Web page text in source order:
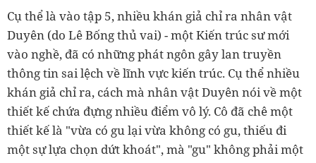
Cụ thể là vào tập 5, nhiều khán giả chỉ ra nhân vật
Duyên (do Lê Bống thủ vai) - một Kiến trúc sư mới
vào nghề, đã có những phát ngôn gây lan truyền
thông tin sai lệch về lĩnh vực kiến trúc. Cụ thể nhiều
khán giả chỉ ra, cách mà nhân vật Duyên nói về một
thiết kế chứa đựng nhiều điểm vô lý. Cô đã chê một
thiết kế là "vừa có gu lại vừa không có gu, thiếu đi
một sự lựa chọn dứt khoát", mà "gu" không phải một